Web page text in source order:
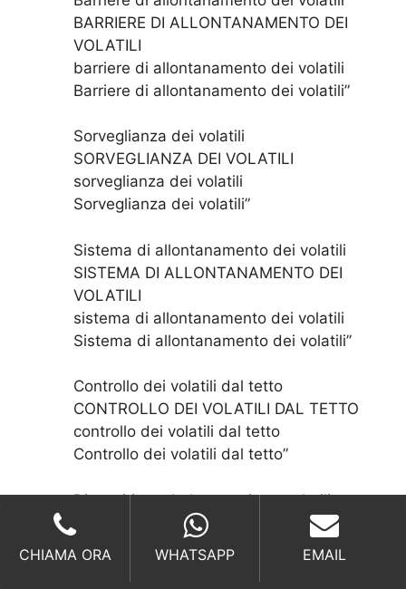
BARRIERE DI ALLONTANAMENTO DEI
VOLATILI
barriere di allontanamento dei volatili
Barriere di allontanamento dei volatili”
Sorveglianza dei volatili
SORVEGLIANZA DEI VOLATILI
sorveglianza dei volatili
Sorveglianza dei volatili”
Sistema di allontanamento dei volatili
SISTEMA DI ALLONTANAMENTO DEI
VOLATILI
sistema di allontanamento dei volatili
Sistema di allontanamento dei volatili”
Controllo dei volatili dal tetto
CONTROLLO DEI VOLATILI DAL TETTO
controllo dei volatili dal tetto
Controllo dei volatili dal tetto”
Dispositivo ad ultrasuoni per volatili
DISPOSITIVO AD ULTRASUONI PER
VOLATILI
CHIAMA ORA WHATSAPP EMAIL